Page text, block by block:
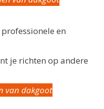
en
je richten op andere
van dakgoot